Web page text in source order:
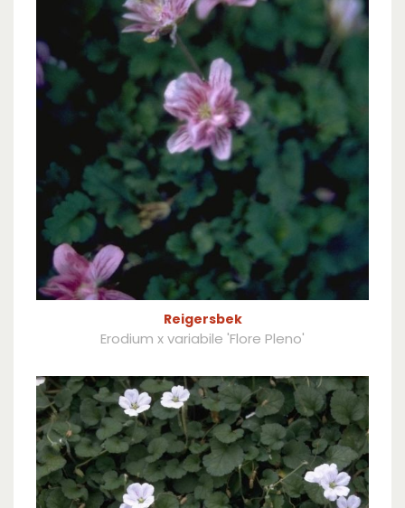
Reigersbek
Erodium x variabile 'Flore Pleno'